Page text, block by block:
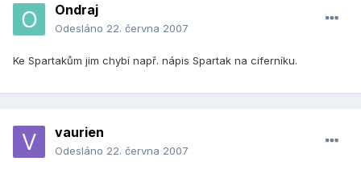
Ondraj
Odesláno 22. června 2007
Ke Spartakům jim chybí např. nápis Spartak na ciferníku.
vaurien
Odesláno 22. června 2007